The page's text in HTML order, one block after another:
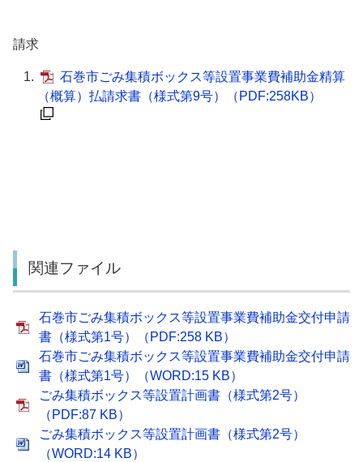
請求
石巻市ごみ集積ボックス等設置事業費補助金精算
（概算）払請求書（様式第9号）
（PDF:258KB）
関連ファイル
石巻市ごみ集積ボックス等設置事業費補助金交付申請
書（様式第1号）（PDF:258 KB）
石巻市ごみ集積ボックス等設置事業費補助金交付申請
書（様式第1号）（WORD:15 KB）
ごみ集積ボックス等設置計画書（様式第2号）
（PDF:87 KB）
ごみ集積ボックス等設置計画書（様式第2号）
（WORD:14 KB）